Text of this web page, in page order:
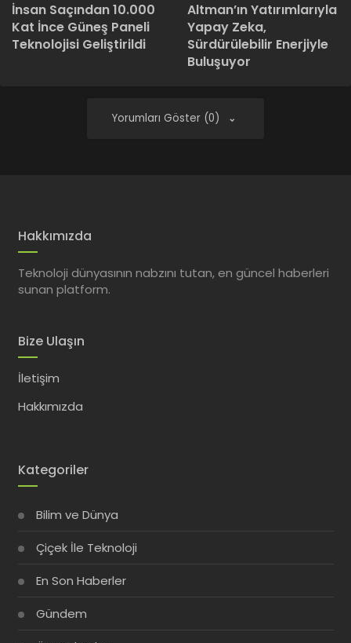
İnsan Saçından 10.000
Kat İnce Güneş Paneli
Teknolojisi Geliştirildi
Altman’ın Yatırımlarıyla
Yapay Zeka,
Sürdürülebilir Enerjiyle
Buluşuyor
Yorumları Göster (0)
Hakkımızda
Teknoloji dünyasının nabzını tutan, en güncel haberleri
sunan platform.
Bize Ulaşın
İletişim
Hakkımızda
Kategoriler
Bilim ve Dünya
Çiçek İle Teknoloji
En Son Haberler
Gündem